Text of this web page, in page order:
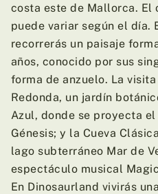
costa este de Mallorca. El
puede variar según el día.
recorrerás un paisaje
años, conocido por sus
forma de anzuelo. La
Redonda, un jardín
Azul, donde se proyecta
Génesis; y la Cueva
lago subterráneo Mar de
espectáculo musical
En Dinosaurland vivirás